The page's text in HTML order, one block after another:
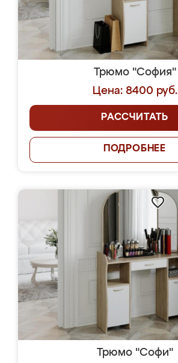
Трюмо "София"
Цена: 8400 руб.
РАССЧИТАТЬ
ПОДРОБНЕЕ
Трюмо "Софи"